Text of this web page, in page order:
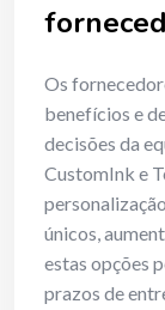
Os
benefícios e
decisões da
CustomInk e
únicos,
estas opções
prazos de